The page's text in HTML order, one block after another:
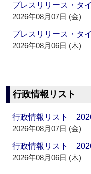
プレスリリース・タ
2026年08月07日 (金)
プレスリリース・タ
2026年08月06日 (木)
行政情報リスト
行政情報リスト
2026年08月07日 (金)
行政情報リスト
2026年08月06日 (木)